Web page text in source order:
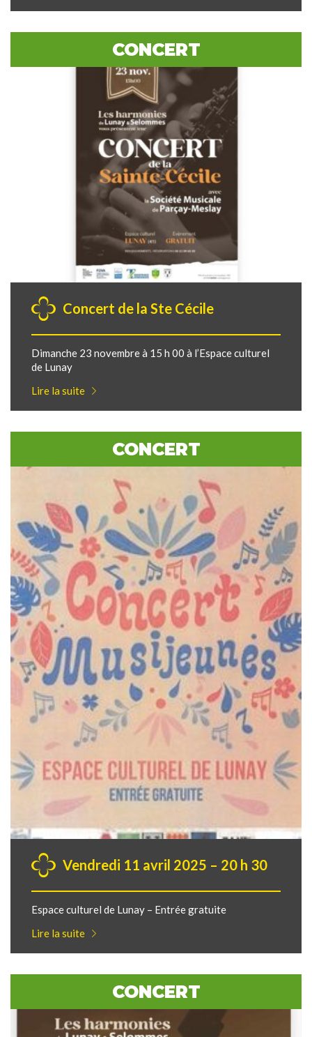
CONCERT
Concert de la Ste Cécile
Dimanche 23 novembre à 15 h 00 à l’Espace culturel
de Lunay
Lire la suite
CONCERT
Vendredi 11 avril 2025 – 20 h 30
Espace culturel de Lunay – Entrée gratuite
Lire la suite
CONCERT